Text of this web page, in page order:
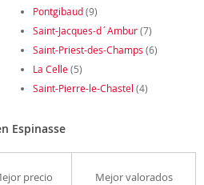
Pontgibaud(9)
Saint-Jacques-d´Ambur(7)
Saint-Priest-des-Champs (6)
La Celle(5)
Saint-Pierre-le-Chastel (4)
Espinasse
precio Mejor valorados